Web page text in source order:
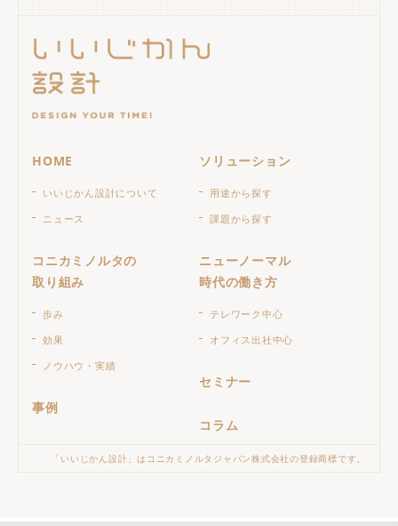
HOME
いいじかん設計について
ニュース
コニカミノルタの
取り組み
歩み
効果
ノウハウ・実績
事例
ソリューション
用途から探す
課題から探す
ニューノーマル
時代の働き方
テレワーク中心
オフィス出社中心
セミナー
コラム
「いいじかん設計」はコニカミノルタジャパン株式会社の登録商標です。